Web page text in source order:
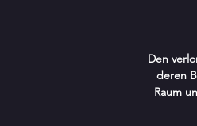
Den
deren
Raum